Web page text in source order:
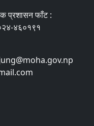
प्रशासन फाँट :
४६०१९१